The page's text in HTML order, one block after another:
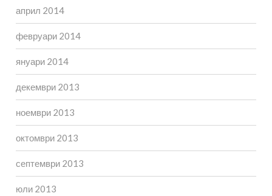
април 2014
февруари 2014
януари 2014
декември 2013
ноември 2013
октомври 2013
септември 2013
юли 2013